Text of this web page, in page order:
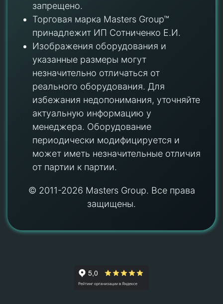
запрещено.
Торговая марка Masters Group™
принадлежит ИП Сотниченко Е.И.
Изображения оборудования и
указанные размеры могут
незначительно отличаться от
реального оборудования. Для
избежания недопонимания, уточняйте
актуальную информацию у
менеджера. Оборудование
периодически модифицируется и
может иметь незначительные отличия
от партии к партии.
© 2011-2026 Masters Group. Все права
защищены.